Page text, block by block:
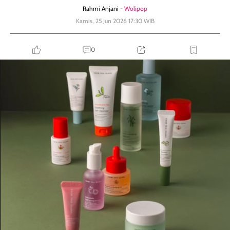
Rahmi Anjani - Wolipop
Kamis, 25 Jun 2026 17:30 WIB
0